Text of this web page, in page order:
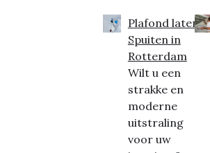
Plafond laten
Spuiten in
Rotterdam
Wilt u een
strakke en
moderne
uitstraling
voor uw